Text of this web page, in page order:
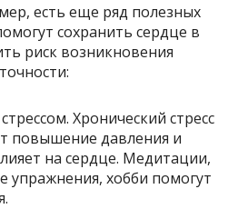
есть еще ряд полезных
сохранить сердце в
риск возникновения
Хронический стресс
повышение давления и
на сердце. Медитации,
упражнения, хобби помогут